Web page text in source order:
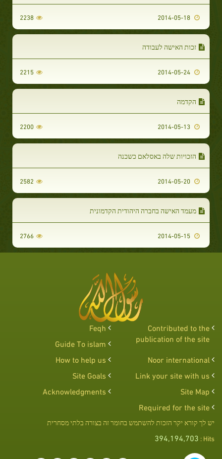
2238
זכות האישה לעבודה
2215
הקדמה
2200
הזכויות שלה באסלאם כשכנה
2582
מעמד האישה בחברה היהודית הקדמונית
2766
Contributed to the
publication of the site
Feqh
Guide To islam
Noor international
How to help us
Link your site with us
Site Goals
Site Map
Acknowledgments
Required for the site
יש לך קורא יקר הזכות להשתמש בחומר זה בצורה בלתי מסחרית
Hits :
394,194,703